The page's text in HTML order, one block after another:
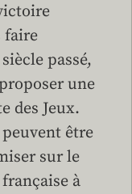
faire
passé,
une
des Jeux.
être
sur le
à